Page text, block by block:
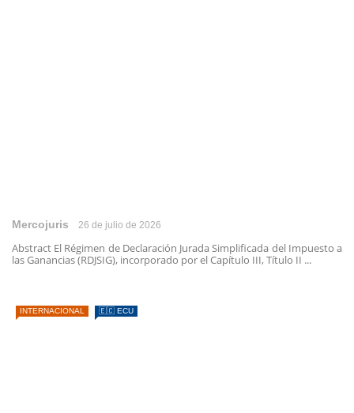
Mercojuris 26 de julio de 2026
Abstract El Régimen de Declaración Jurada Simplificada del Impuesto a
las Ganancias (RDJSIG), incorporado por el Capítulo III, Título II ...
INTERNACIONAL 🇪🇨 ECU